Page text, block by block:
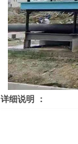
详细说明 ：